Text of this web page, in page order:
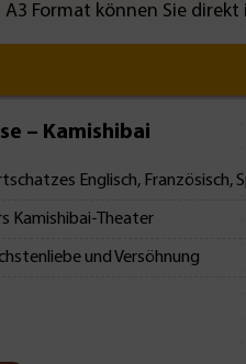
Format können Sie
– Kamishibai
Englisch, Französisch,
Kamishibai-Theater
und Versöhnung